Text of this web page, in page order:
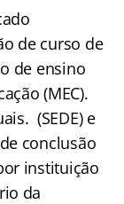
de curso de
de ensino
(MEC).
(SEDE) e
conclusão
instituição
da